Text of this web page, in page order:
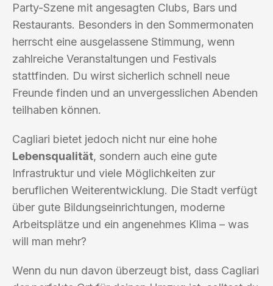
Party-Szene mit angesagten Clubs, Bars und
Restaurants. Besonders in den Sommermonaten
herrscht eine ausgelassene Stimmung, wenn
zahlreiche Veranstaltungen und Festivals
stattfinden. Du wirst sicherlich schnell neue
Freunde finden und an unvergesslichen Abenden
teilhaben können.
Cagliari bietet jedoch nicht nur eine hohe
Lebensqualität, sondern auch eine gute
Infrastruktur und viele Möglichkeiten zur
beruflichen Weiterentwicklung. Die Stadt verfügt
über gute Bildungseinrichtungen, moderne
Arbeitsplätze und ein angenehmes Klima – was
will man mehr?
Wenn du nun davon überzeugt bist, dass Cagliari